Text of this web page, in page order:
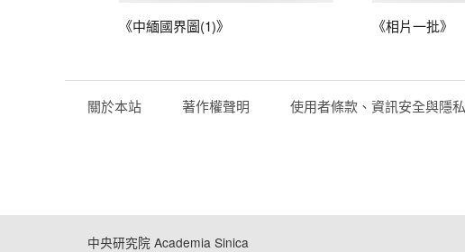
《中緬國界圖(1)》 《相片一批》
關於本站 著作權聲明 使用者條款、資訊安全與隱
中央研究院 Academia Sinica